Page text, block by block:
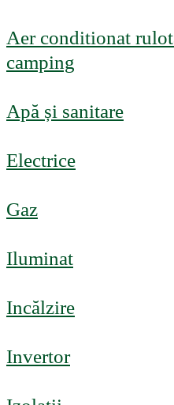
Aer conditionat
camping
Apă și sanitare
Electrice
Gaz
Iluminat
Incălzire
Invertor